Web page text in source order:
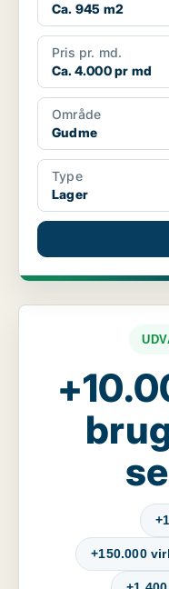
Ca. 945 m2
Pris pr. md.
Ca. 4.000 pr md
Område
Gudme
Type
Lager
+150.000